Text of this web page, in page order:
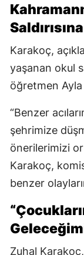
Karakoç,
yaşanan okul
öğretmen
“Benzer
şehrimize
önerilerimizi
Karakoç,
benzer
Zuhal